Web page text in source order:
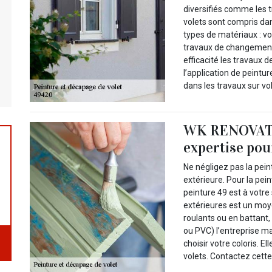
diversifiés comme les
volets sont compris
types de matériaux :
travaux de
efficacité les travaux
l’application de
dans les travaux sur
WK
expertise
Ne négligez pas la
extérieure. Pour la
peinture 49 est à
extérieures est un
roulants ou en
ou PVC) l’entreprise
choisir votre coloris.
volets. Contactez